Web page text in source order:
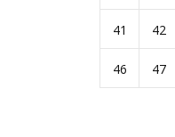
41 42
46 47